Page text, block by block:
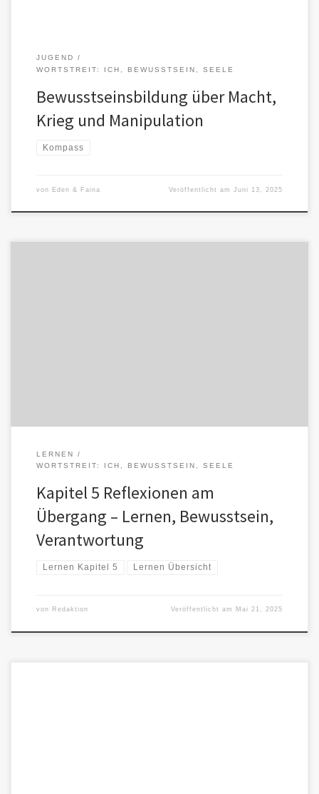
JUGEND
WORTSTREIT: ICH, BEWUSSTSEIN, SEELE
Bewusstseinsbildung über Macht,
Krieg und Manipulation
Kompass
von Eden & Faina Veröffentlicht amJuni 13, 2025
LERNEN
WORTSTREIT: ICH, BEWUSSTSEIN, SEELE
Kapitel 5 Reflexionen am
Übergang – Lernen, Bewusstsein,
Verantwortung
Lernen Kapitel 5 Lernen Übersicht
von Redaktion Veröffentlicht am Mai 21, 2025